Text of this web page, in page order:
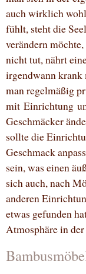
auch wirklich
fühlt, steht die
verändern
nicht tut, nährt
irgendwann krank
man regelmäßig
mit Einrichtung
Geschmäcker
sollte die
Geschmack
sein, was einen
sich auch, nach
anderen
etwas gefunden
Atmosphäre in